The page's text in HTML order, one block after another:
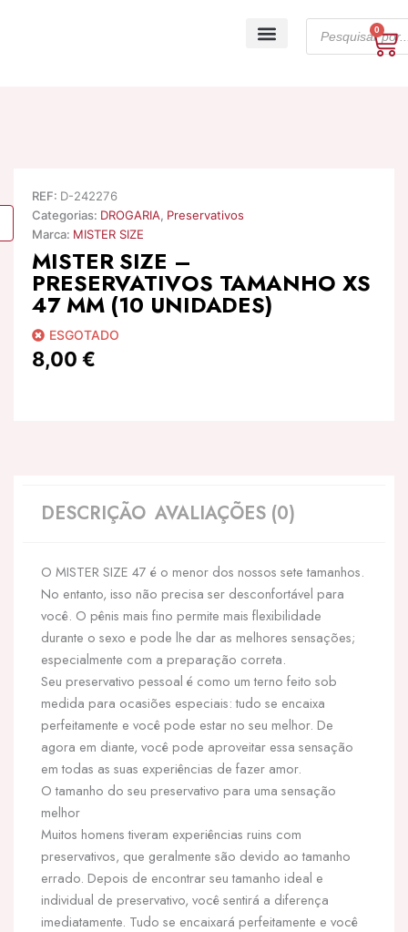
search
0
REF: D-242276
Categorias: DROGARIA, Preservativos
Marca: MISTER SIZE
MISTER SIZE –
PRESERVATIVOS TAMANHO XS
47 MM (10 UNIDADES)
ESGOTADO
8,00 €
DESCRIÇÃO AVALIAÇÕES (0)
O MISTER SIZE 47 é o menor dos nossos sete tamanhos.
No entanto, isso não precisa ser desconfortável para
você. O pênis mais fino permite mais flexibilidade
durante o sexo e pode lhe dar as melhores sensações;
especialmente com a preparação correta.
Seu preservativo pessoal é como um terno feito sob
medida para ocasiões especiais: tudo se encaixa
perfeitamente e você pode estar no seu melhor. De
agora em diante, você pode aproveitar essa sensação
em todas as suas experiências de fazer amor.
O tamanho do seu preservativo para uma sensação
melhor
Muitos homens tiveram experiências ruins com
preservativos, que geralmente são devido ao tamanho
errado. Depois de encontrar seu tamanho ideal e
individual de preservativo, você sentirá a diferença
imediatamente. Tudo se encaixará perfeitamente e você